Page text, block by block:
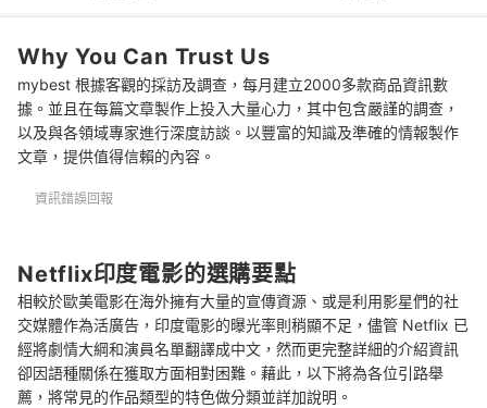
5 想從代表性影星看起可參考阿米爾罕作品
Netflix印度電影 推薦排行榜
Netflix帳號可以同時用幾個裝置看電影？
Netflix支援4K高畫質嗎？
總結
Why You Can Trust Us
mybest 根據客觀的採訪及調查，每月建立2000多款商品資訊數
據。並且在每篇文章製作上投入大量心力，其中包含嚴謹的調查，
以及與各領域專家進行深度訪談。以豐富的知識及準確的情報製作
文章，提供值得信賴的內容。
資訊錯誤回報
Netflix印度電影的選購要點
相較於歐美電影在海外擁有大量的宣傳資源、或是利用影星們的社
交媒體作為活廣告，印度電影的曝光率則稍顯不足，儘管 Netflix 已
經將劇情大綱和演員名單翻譯成中文，然而更完整詳細的介紹資訊
卻因語種關係在獲取方面相對困難。藉此，以下將為各位引路舉
薦，將常見的作品類型的特色做分類並詳加說明。